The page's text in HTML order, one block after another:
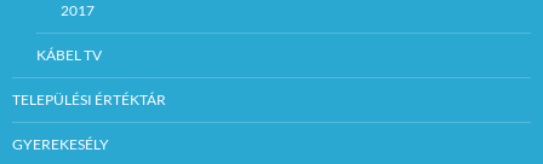
2017
KÁBEL TV
TELEPÜLÉSI ÉRTÉKTÁR
GYEREKESÉLY